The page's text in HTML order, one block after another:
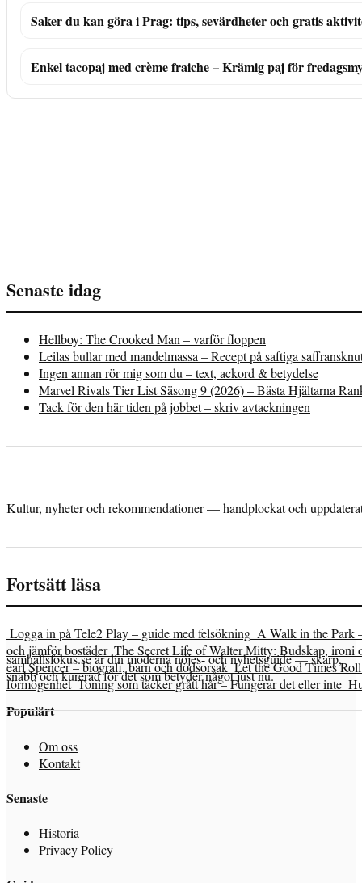
Saker du kan göra i Prag: tips, sevärdheter och gratis
Enkel tacopaj med crème fraiche – Krämig paj för
Senaste idag
Hellboy: The Crooked Man – varför floppen
Leilas bullar med mandelmassa – Recept på saftiga
Ingen annan rör mig som du – text, ackord & betydelse
Marvel Rivals Tier List Säsong 9 (2026) – Bästa Hjältarna
Tack för den här tiden på jobbet – skriv avtackningen
Kultur, nyheter och rekommendationer — handplockat och
Fortsätt läsa
Logga in på Tele2 Play – guide med felsökning A Walk in the Park
och jämför bostäder The Secret Life of Walter Mitty: Budskap, ironi
earl Spencer – biografi, barn och dödsorsak Let the Good Times
förmögenhet Toning som täcker grått hår – Fungerar det eller inte
samhallsfokus.se är din moderna nöjes- och nyhetsguide — skarp,
snabb och kurerad för det som betyder något just nu.
Populärt
Om oss
Kontakt
Senaste
Historia
Privacy Policy